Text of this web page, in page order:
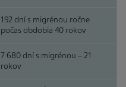
192 dní s migrénou ročne
počas obdobia 40 rokov
7 680 dní s migrénou – 21
rokov